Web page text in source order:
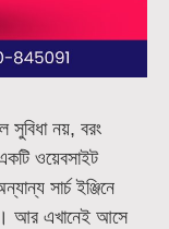
সুবিধা নয়, বরং
ওয়েবসাইট
সার্চ ইঞ্জিনে
আর এখানেই আসে